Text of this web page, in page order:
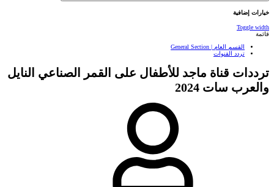
خيارات إضافية
Toggle width
قائمة
القسم العام | General Section
تردد القنوات
ترددات قناة ماجد للأطفال على القمر الصناعي النايل
والعرب سات 2024